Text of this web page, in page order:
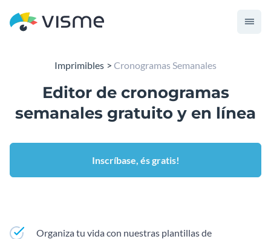
Imprimibles Cronogramas Semanales
Editor de cronogramas
semanales gratuito y en línea
Inscríbase, és gratis!
Organiza tu vida con nuestras plantillas de